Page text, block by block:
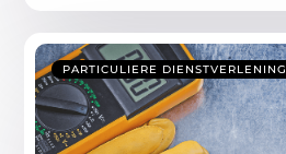
PARTICULIERE DIENSTVERLENING